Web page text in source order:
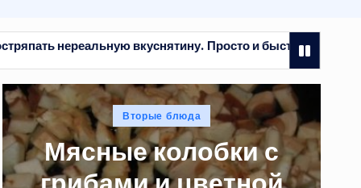
Просто и быстро Мясные колобки с
с
Опубликовано
в
Вторые блюда
Рыба в